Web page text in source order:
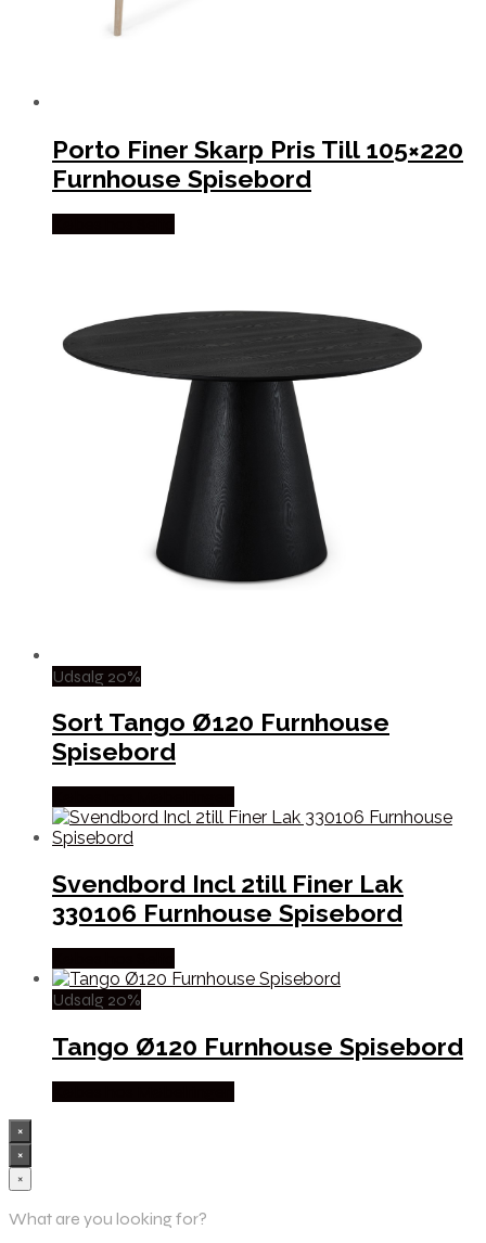
Porto Finer Skarp Pris Till 105×220
Furnhouse Spisebord
Udsalg 20%
Sort Tango Ø120 Furnhouse
Spisebord
Svendbord Incl 2till Finer Lak
330106 Furnhouse Spisebord
Udsalg 20%
Tango Ø120 Furnhouse Spisebord
×
×
×
What are you looking for?